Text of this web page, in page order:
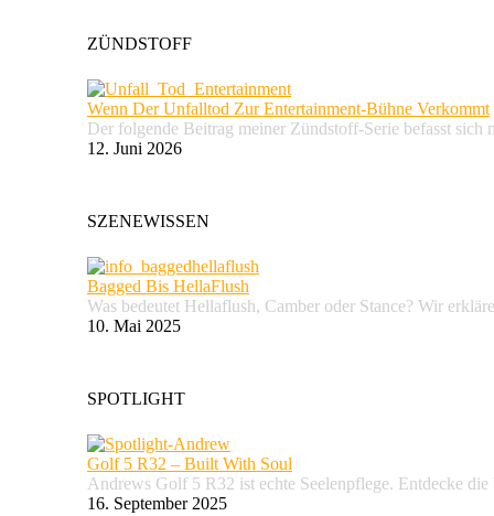
ZÜNDSTOFF
Wenn Der Unfalltod Zur Entertainment-Bühne Verkommt
Der folgende Beitrag meiner Zündstoff-Serie befasst
12. Juni 2026
SZENEWISSEN
Bagged Bis HellaFlush
Was bedeutet Hellaflush, Camber oder Stance? Wir
10. Mai 2025
SPOTLIGHT
Golf 5 R32 – Built With Soul
Andrews Golf 5 R32 ist echte Seelenpflege. Entdecke
16. September 2025